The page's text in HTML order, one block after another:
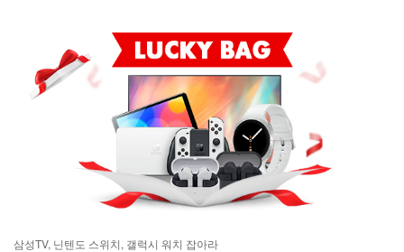
삼성TV, 닌텐도 스위치, 갤럭시 워치 잡아라